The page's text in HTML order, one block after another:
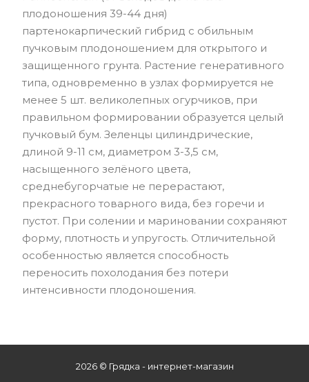
плодоношения 39-44 дня)
партенокарпический гибрид с обильным
пучковым плодоношением для открытого и
защищенного грунта. Растение генеративного
типа, одновременно в узлах формируется не
менее 5 шт. великолепных огурчиков, при
правильном формировании образуется целый
пучковый бум. Зеленцы цилиндрические,
длиной 9-11 см, диаметром 3-3,5 см,
насыщенного зелёного цвета,
среднебугорчатые не перерастают,
прекрасного товарного вида, без горечи и
пустот. При солении и мариновании сохраняют
форму, плотность и упругость. Отличительной
особенностью является способность
переносить похолодания без потери
интенсивности плодоношения.
2026 © Грядка - интернет-магазин